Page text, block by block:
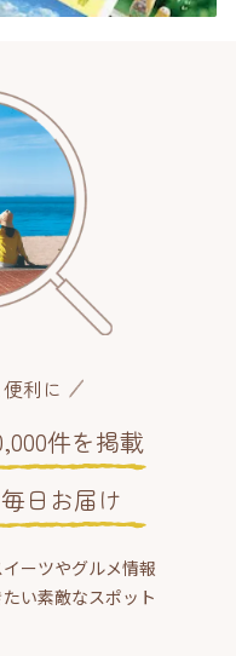
利に
件を掲載
日お届け
ーツやグルメ情報
い素敵なスポット